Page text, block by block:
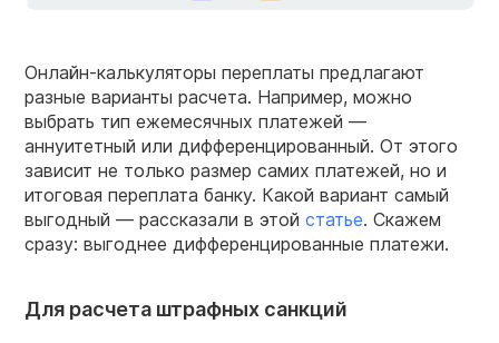
Онлайн-калькуляторы переплаты предлагают
разные варианты расчета. Например, можно
выбрать тип ежемесячных платежей —
аннуитетный или дифференцированный. От этого
зависит не только размер самих платежей, но и
итоговая переплата банку. Какой вариант самый
выгодный — рассказали в этой статье. Скажем
сразу: выгоднее дифференцированные платежи.
Для расчета штрафных санкций